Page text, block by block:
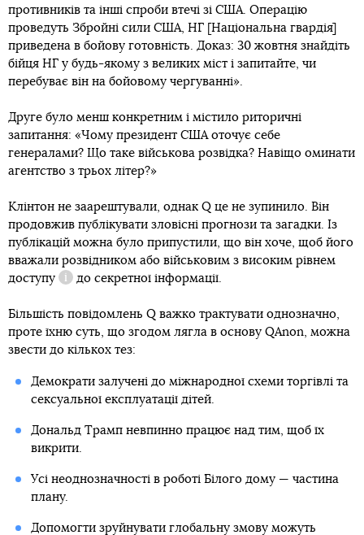
противників та інші спроби втечі зі США. Операцію
проведуть Збройні сили США, НГ [Національна гвардія]
приведена в бойову готовність. Доказ: 30 жовтня знайдіть
бійця НГ у будь-якому з великих міст і запитайте, чи
перебуває він на бойовому чергуванні».
Друге було менш конкретним і містило риторичні
запитання: «Чому президент США оточує себе
генералами? Що таке військова розвідка? Навіщо оминати
агентство з трьох літер?»
Клінтон не заарештували, однак Q це не зупинило. Він
продовжив публікувати зловісні прогнози та загадки. Із
публікацій можна було припустили, що він хоче, щоб його
вважали розвідником або військовим з високим рівнем
доступу
Довідка
до секретної інформації.
Більшість повідомлень Q важко трактувати однозначно,
проте їхню суть, що згодом лягла в основу QAnon, можна
звести до кількох тез:
Демократи залучені до міжнародної схеми торгівлі та
сексуальної експлуатації дітей.
Дональд Трамп невпинно працює над тим, щоб їх
викрити.
Усі неоднозначності в роботі Білого дому — частина
плану.
Допомогти зруйнувати глобальну змову можуть